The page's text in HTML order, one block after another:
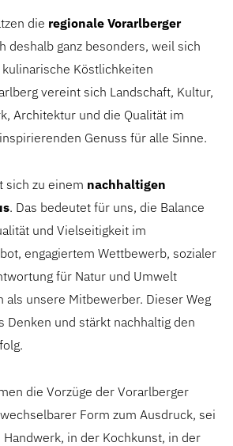
die regionale Vorarlberger
deshalb ganz besonders, weil sich
Köstlichkeiten
vereint sich Landschaft, Kultur,
Architektur und die Qualität im
Genuss für alle Sinne.
sich zu einem nachhaltigen
. Das bedeutet für uns, die Balance
und Vielseitigkeit im
engagiertem Wettbewerb, sozialer
für Natur und Umwelt
als unsere Mitbewerber. Dieser Weg
Denken und stärkt nachhaltig den
die Vorzüge der Vorarlberger
Form zum Ausdruck, sei
in der Kochkunst, in der